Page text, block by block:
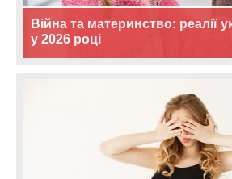
Війна та материнство: реалії
у 2026 році